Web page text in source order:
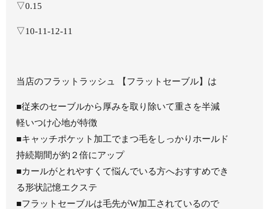
▽0.15
▽10-11-12-11
当店のフラットラッシュ 【フラットセーブル】は
■従来のセーブルから厚みを取り除いて重さを半減
軽いつけ心地が特徴
■キャッチポケット加工でまつ毛をしっかりホールド
持続期間が約２倍にアップ
■カールがとれやすくて悩んでいる方へおすすめでき
る形状記憶エクステ
■フラットセーブルは毛先がW加工されているので